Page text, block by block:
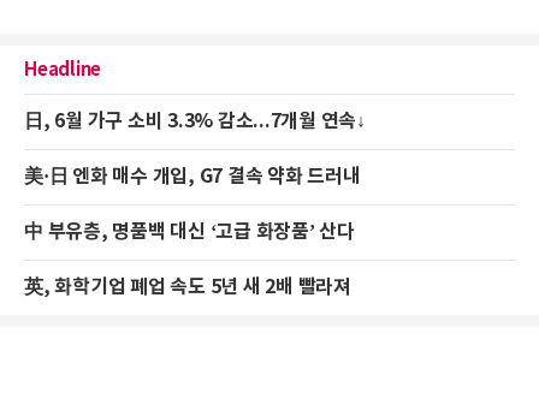
Headline
日, 6월 가구 소비 3.3% 감소...7개월 연속↓
美·日 엔화 매수 개입, G7 결속 약화 드러내
中 부유층, 명품백 대신 ‘고급 화장품’ 산다
英, 화학기업 폐업 속도 5년 새 2배 빨라져